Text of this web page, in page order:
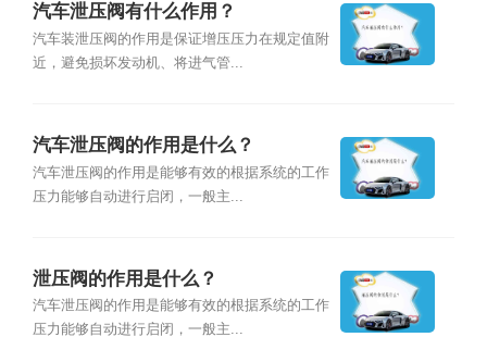
汽车泄压阀有什么作用？
汽车装泄压阀的作用是保证增压压力在规定值附
近，避免损坏发动机、将进气管...
汽车泄压阀的作用是什么？
汽车泄压阀的作用是能够有效的根据系统的工作
压力能够自动进行启闭，一般主...
泄压阀的作用是什么？
汽车泄压阀的作用是能够有效的根据系统的工作
压力能够自动进行启闭，一般主...